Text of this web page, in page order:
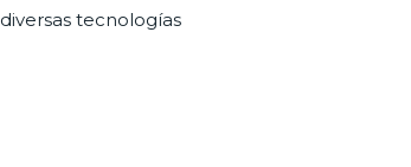
tecnologías